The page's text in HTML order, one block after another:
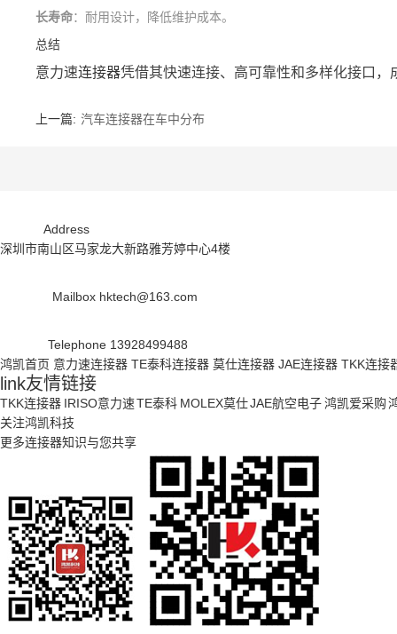
长寿命：耐用设计，降低维护成本。
总结
意力速连接器凭借其快速连接、高可靠性和多样化接口
上一篇: 汽车连接器在车中分布
Address
深圳市南山区马家龙大新路雅芳婷中心4楼
Mailbox hktech@163.com
Telephone 13928499488
鸿凯首页 意力速连接器 TE泰科连接器 莫仕连接器 JAE连接器 TKK连接
link友情链接
TKK连接器 IRISO意力速TE泰科 MOLEX莫仕JAE航空电子鸿凯爱采购
关注鸿凯科技
更多连接器知识与您共享